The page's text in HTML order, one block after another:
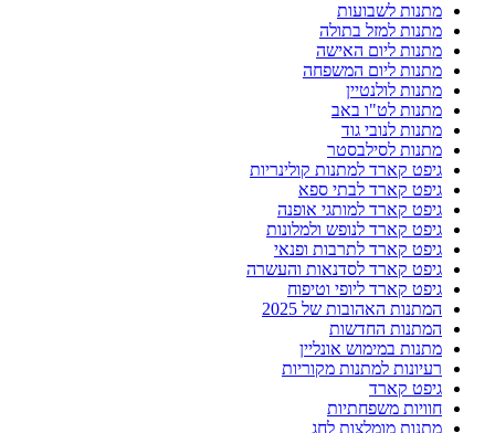
מתנות לשבועות
מתנות למזל בתולה
מתנות ליום האישה
מתנות ליום המשפחה
מתנות לולנטיין
מתנות לט"ו באב
מתנות לנובי גוד
מתנות לסילבסטר
גיפט קארד למתנות קולינריות
גיפט קארד לבתי ספא
גיפט קארד למותגי אופנה
גיפט קארד לנופש ולמלונות
גיפט קארד לתרבות ופנאי
גיפט קארד לסדנאות והעשרה
גיפט קארד ליופי וטיפוח
המתנות האהובות של 2025
המתנות החדשות
מתנות במימוש אונליין
רעיונות למתנות מקוריות
גיפט קארד
חוויות משפחתיות
מתנות מומלצות לחג